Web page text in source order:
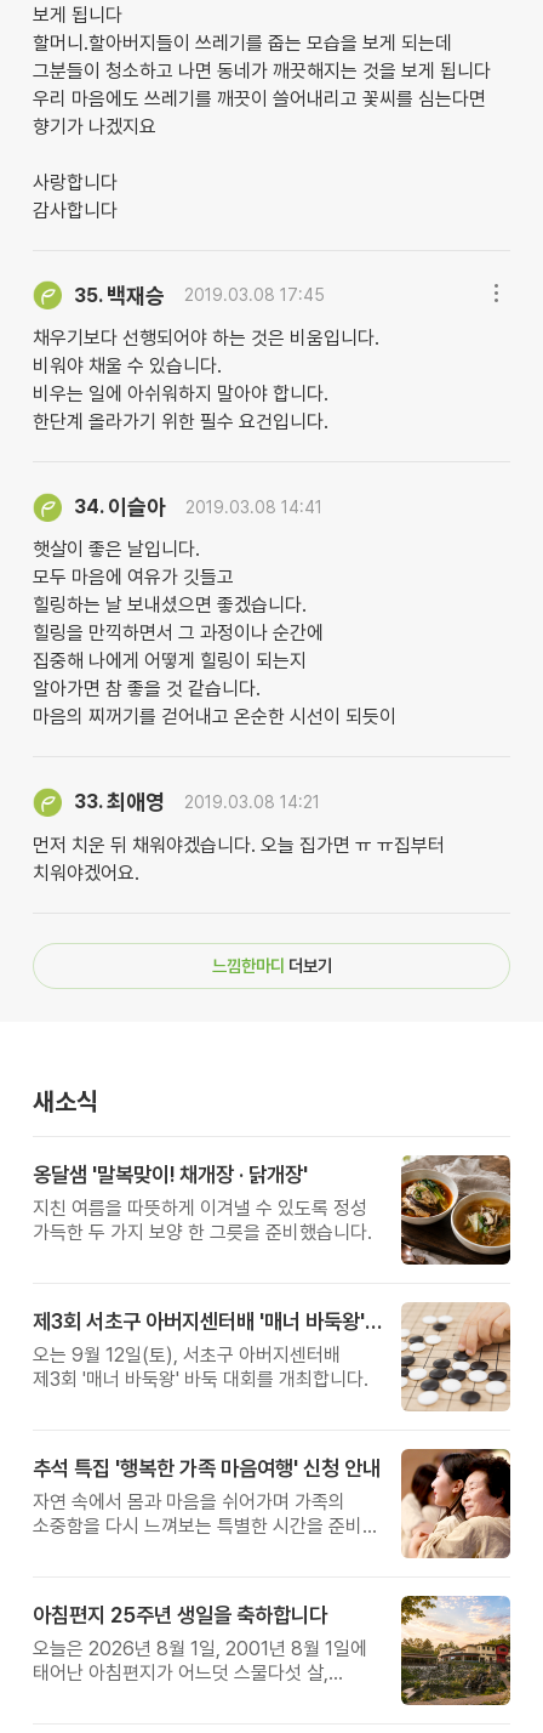
보게 됩니다
할머니.할아버지들이 쓰레기를 줍는 모습을 보게 되는데
그분들이 청소하고 나면 동네가 깨끗해지는 것을 보게 됩니다
우리 마음에도 쓰레기를 깨끗이 쓸어내리고 꽃씨를 심는다면
향기가 나겠지요
사랑합니다
감사합니다
35. 백재승 2019.03.08 17:45
채우기보다 선행되어야 하는 것은 비움입니다.
비워야 채울 수 있습니다.
비우는 일에 아쉬워하지 말아야 합니다.
한단계 올라가기 위한 필수 요건입니다.
34. 이슬아 2019.03.08 14:41
햇살이 좋은 날입니다.
모두 마음에 여유가 깃들고
힐링하는 날 보내셨으면 좋겠습니다.
힐링을 만끽하면서 그 과정이나 순간에
집중해 나에게 어떻게 힐링이 되는지
알아가면 참 좋을 것 같습니다.
마음의 찌꺼기를 걷어내고 온순한 시선이 되듯이
33.최애영 2019.03.08 14:21
먼저 치운 뒤 채워야겠습니다. 오늘 집가면 ㅠ ㅠ집부터
치워야겠어요.
느낌한마디 더보기
새소식
옹달샘 '말복맞이! 채개장 · 닭개장'
지친 여름을 따뜻하게 이겨낼 수 있도록 정성
가득한 두 가지 보양 한 그릇을 준비했습니다.
제3회 서초구 아버지센터배 '매너 바둑왕' 대회
오는 9월 12일(토), 서초구 아버지센터배
제3회 '매너 바둑왕' 바둑 대회를 개최합니다.
추석 특집 '행복한 가족 마음여행' 신청 안내
자연 속에서 몸과 마음을 쉬어가며 가족의
소중함을 다시 느껴보는 특별한 시간을 준비해
아침편지 25주년 생일을 축하합니다
오늘은 2026년 8월 1일, 2001년 8월 1일에
태어난 아침편지가 어느덧 스물다섯 살,